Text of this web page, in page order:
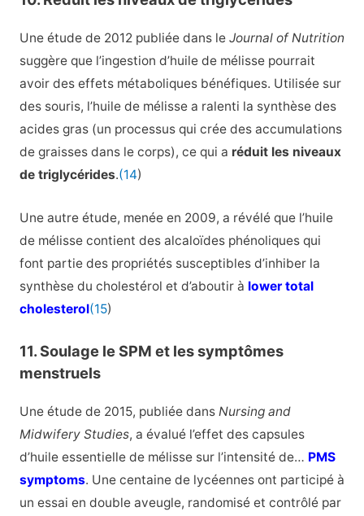
Une étude de 2012 publiée dans le Journal of Nutrition
suggère que l’ingestion d’huile de mélisse pourrait
avoir des effets métaboliques bénéfiques. Utilisée sur
des souris, l’huile de mélisse a ralenti la synthèse des
acides gras (un processus qui crée des accumulations
de graisses dans le corps), ce qui a réduit les niveaux
de triglycérides.(14)
Une autre étude, menée en 2009, a révélé que l’huile
de mélisse contient des alcaloïdes phénoliques qui
font partie des propriétés susceptibles d’inhiber la
synthèse du cholestérol et d’aboutir à lower total
cholesterol(15)
11. Soulage le SPM et les symptômes
menstruels
Une étude de 2015, publiée dans Nursing and
Midwifery Studies, a évalué l’effet des capsules
d’huile essentielle de mélisse sur l’intensité de… PMS
symptoms. Une centaine de lycéennes ont participé à
un essai en double aveugle, randomisé et contrôlé par